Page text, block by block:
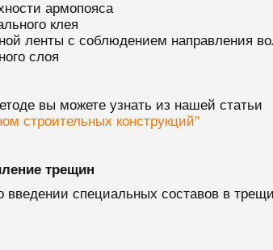
армопояса
клея
ленты с соблюдением направления
слоя
вы можете узнать из нашей статьи
строительных конструкций"
трещин
введении специальных составов в